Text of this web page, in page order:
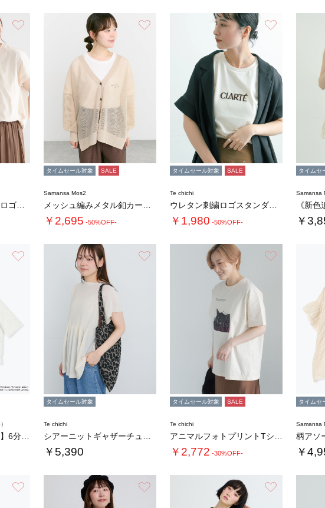
タイムセール対象 SALE
Samansa Mos2
￥2,695 -50%OFF-
タイムセール対象 SALE
Te chichi
￥1,980 -50%OFF-
タイムセ
Samansa
￥
タイムセール対象
Te chichi
￥5,390
タイムセール対象 SALE
Te chichi
￥2,772 -30%OFF-
タイムセ
Samansa
柄アソ
￥